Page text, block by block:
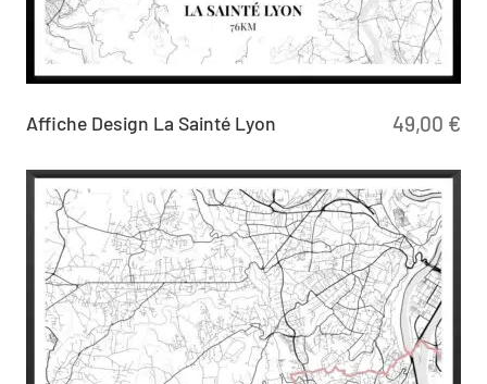
49,00 €
Affiche Design La Sainté Lyon